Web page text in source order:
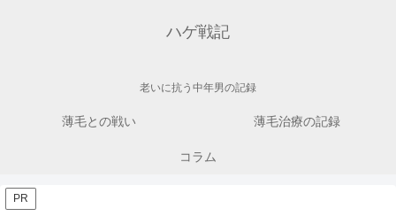
ハゲ戦記
老いに抗う中年男の記録
薄毛との戦い 薄毛治療の記録
コラム
PR